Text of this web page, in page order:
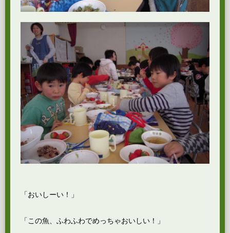
「おいしーい！」
「この魚、ふわふわでめっちゃおいしい！」